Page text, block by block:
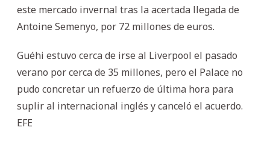
este mercado invernal tras la acertada llegada de
Antoine Semenyo, por 72 millones de euros.
Guéhi estuvo cerca de irse al Liverpool el pasado
verano por cerca de 35 millones, pero el Palace no
pudo concretar un refuerzo de última hora para
suplir al internacional inglés y canceló el acuerdo.
EFE